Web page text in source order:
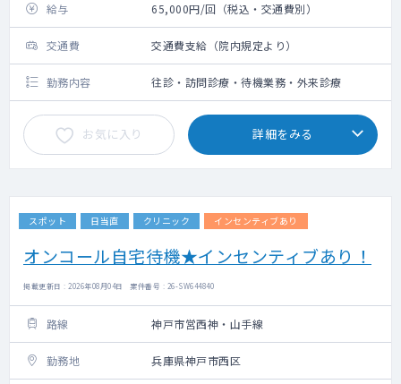
給与 65,000円/回（税込・交通費別）
交通費 交通費支給（院内規定より）
勤務内容 往診・訪問診療・待機業務・外来診療
お気に入り 詳細をみる
スポット 日当直 クリニック インセンティブあり
オンコール自宅待機★インセンティブあり！
掲載更新日 : 2026年08月04日 案件番号 : 26-SW644840
路線 神戸市営西神・山手線
勤務地 兵庫県神戸市西区